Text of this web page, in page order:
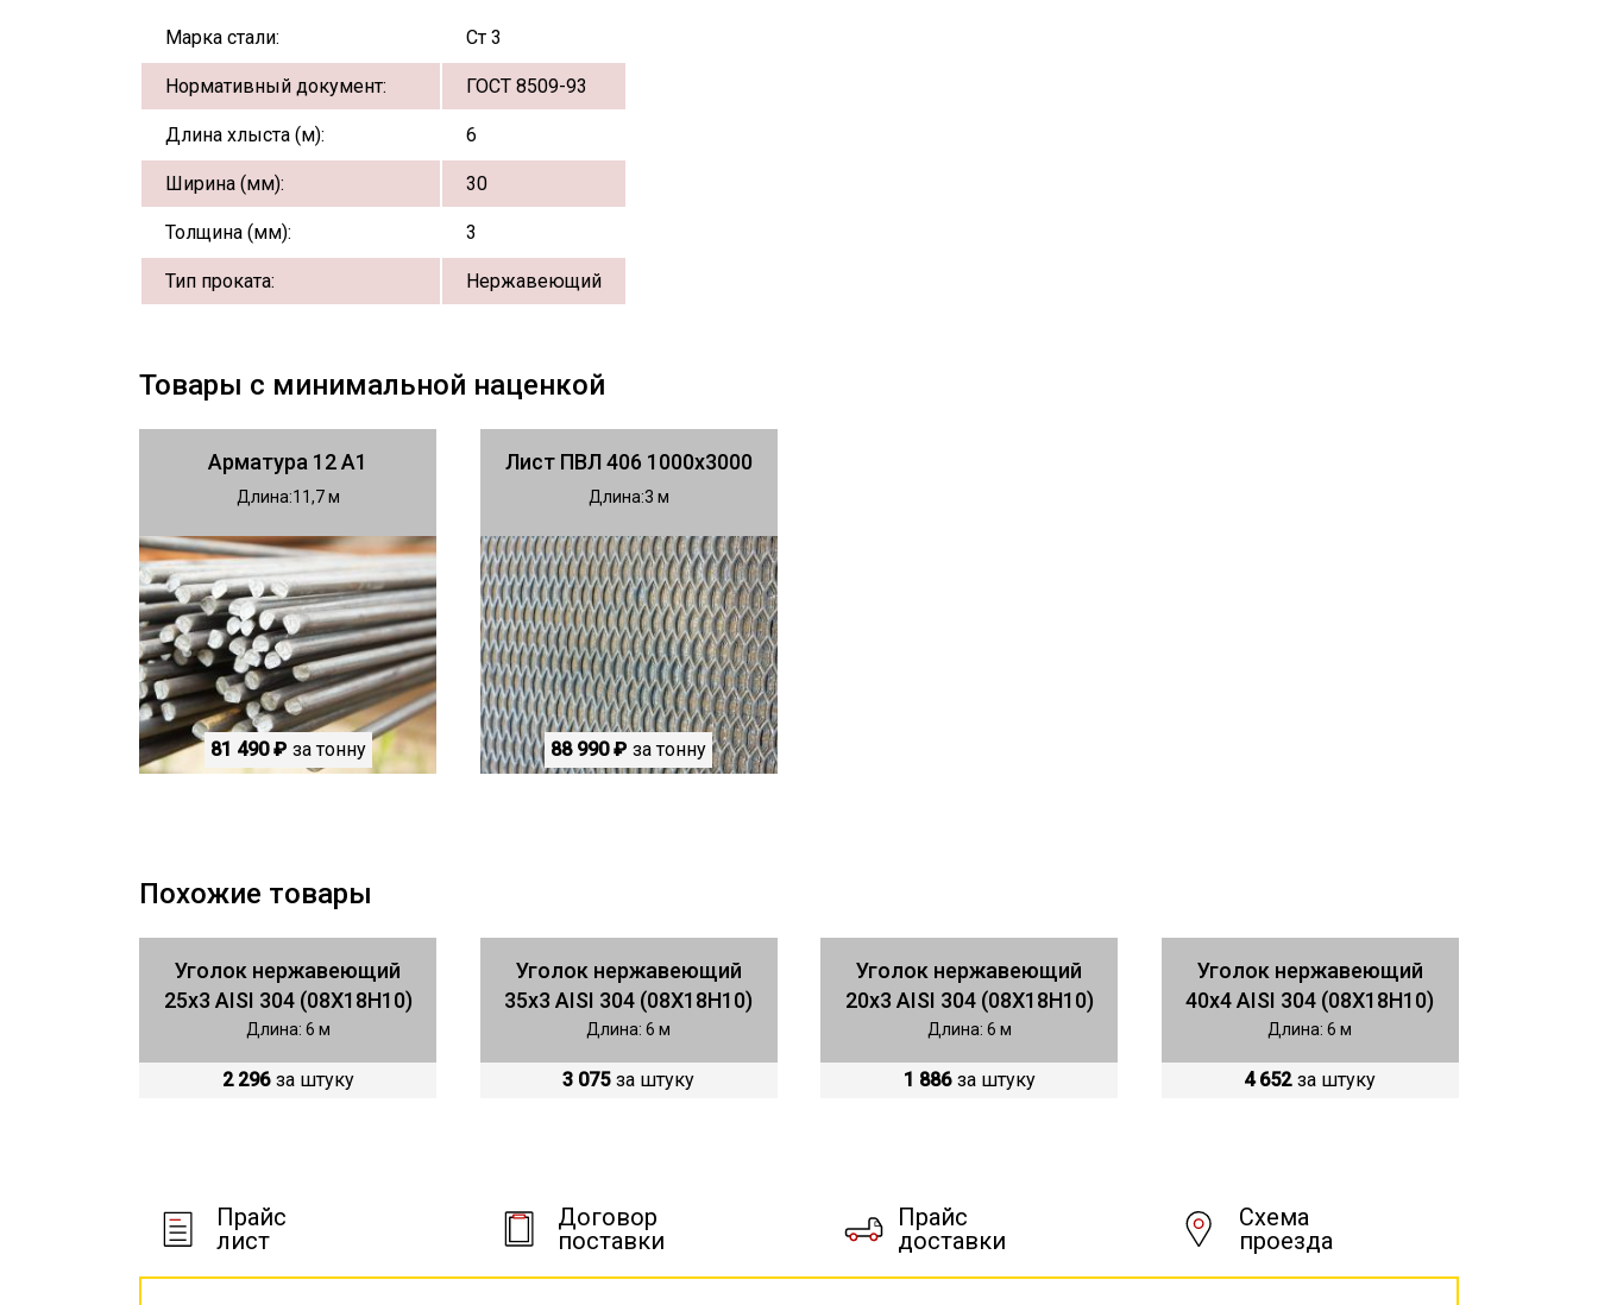
Марка стали: Ст 3
Нормативный документ: ГОСТ 8509-93
Длина хлыста (м): 6
Ширина (мм): 30
Толщина (мм): 3
Тип проката: Нержавеющий
Товары с минимальной наценкой
Арматура 12 А1
Длина 11,7
81 490 ₽ за тонну
Лист ПВЛ 406 1000х3000
Длина 3
88 990 ₽ за тонну
Похожие товары
Уголок нержавеющий
25x3 AISI 304 (08Х18Н10)
Длина: 6 м
2 296 за штуку
Уголок нержавеющий
35х3 AISI 304 (08Х18Н10)
Длина: 6 м
3 075 за штуку
Уголок нержавеющий
20х3 AISI 304 (08Х18Н10)
Длина: 6 м
1 886 за штуку
Уголок нержавеющий
40х4 AISI 304 (08Х18Н10)
Длина: 6 м
4 652 за штуку
Прайс
лист
Договор
поставки
Прайс
доставки
Схема
проезда